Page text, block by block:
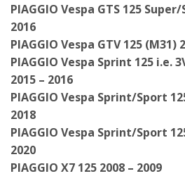
PIAGGIO Vespa GTS 125
2016
PIAGGIO Vespa GTV 125 (M31)
PIAGGIO Vespa Sprint 125 i.e.
2015 – 2016
PIAGGIO Vespa Sprint/Sport
2018
PIAGGIO Vespa Sprint/Sport
2020
PIAGGIO X7 125 2008 – 2009